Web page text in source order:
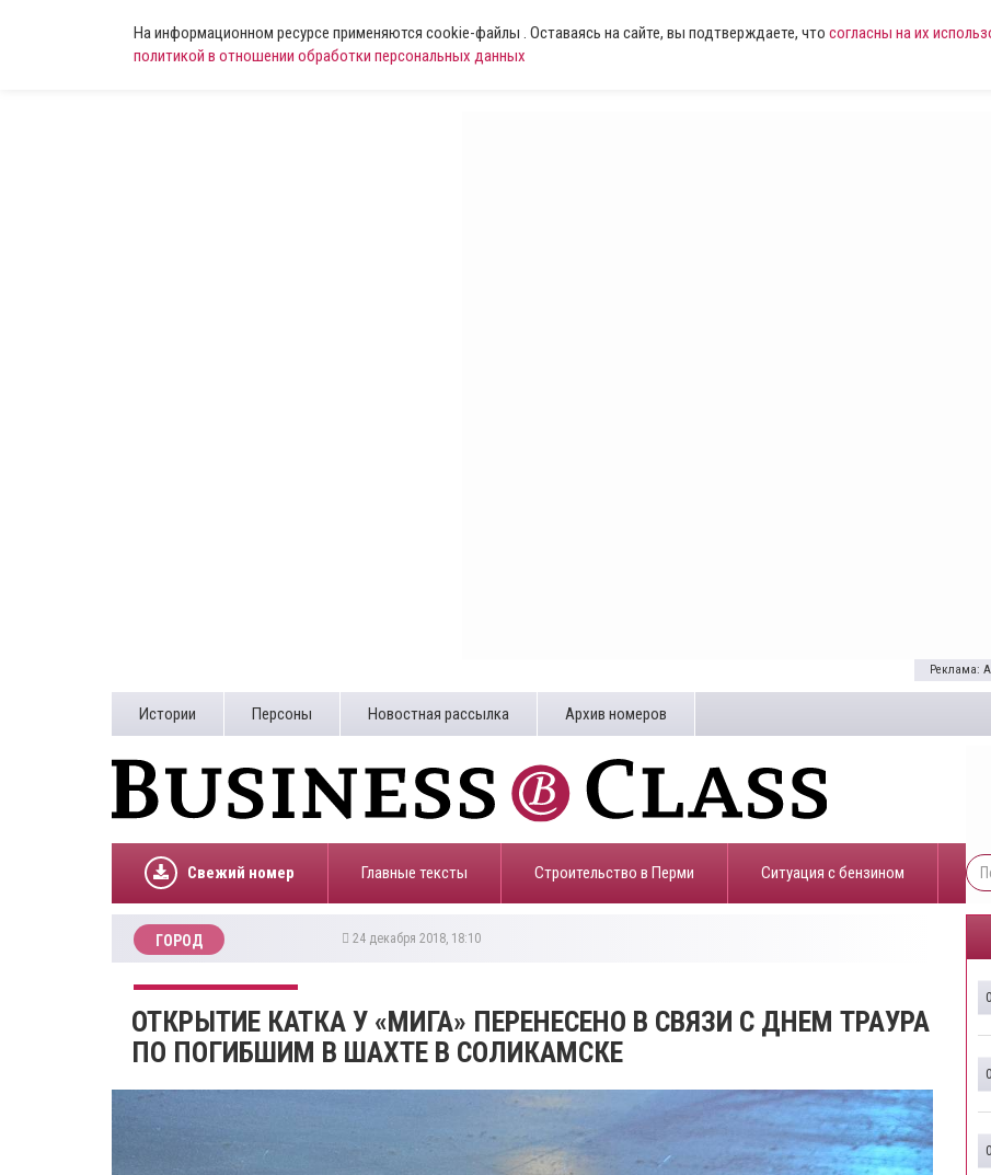
На информационном ресурсе применяются cookie-файлы . Оставаясь на сайте, вы подтверждаете, что согласны на их
политикой в отношении обработки персональных данных
Реклама:
Истории Персоны Новостная рассылка Архив номеров
Свежий номер Главные тексты Строительство в Перми ​Ситуация с бензином
ГОРОД 24 декабря 2018, 18:10
ОТКРЫТИЕ КАТКА У «МИГА» ПЕРЕНЕСЕНО В СВЯЗИ С ДНЕМ ТРАУРА
ПО ПОГИБШИМ В ШАХТЕ В СОЛИКАМСКЕ